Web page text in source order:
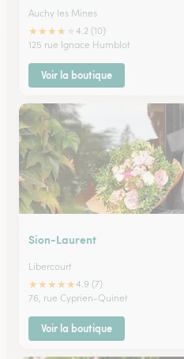
Auchy les Mines
★★★★
4.2 (10)
125 rue Ignace Humblot
Voir la boutique
Sion-Laurent
Libercourt
★★★★★4.9 (7)
76, rue Cyprien-Quinet
Voir la boutique